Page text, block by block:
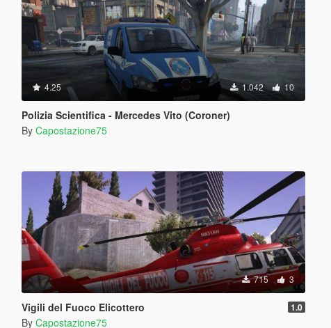
4.25 1.042 10
Polizia Scientifica - Mercedes Vito (Coroner)
By Capostazione75
715 3
Vigili del Fuoco Elicottero 1.0
By Capostazione75